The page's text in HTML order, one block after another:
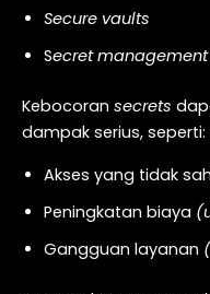
Secure vaults
Secret management
Kebocoran secrets
dampak serius, seperti:
Akses yang tidak sah
Peningkatan biaya
Gangguan layanan